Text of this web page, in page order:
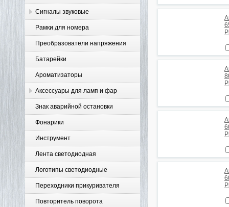
Сигналы звуковые
Рамки для номера
Преобразователи напряжения
Батарейки
Ароматизаторы
Аксессуары для ламп и фар
Знак аварийной остановки
Фонарики
Инструмент
Лента светодиодная
Логотипы светодиодные
Переходники прикуривателя
Повторитель поворота